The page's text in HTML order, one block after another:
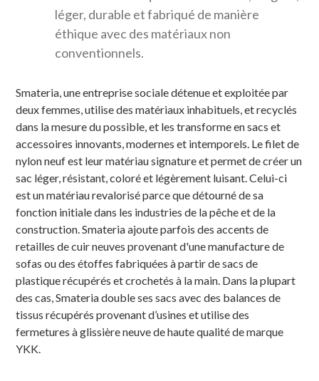
léger, durable et fabriqué de manière
éthique avec des matériaux non
conventionnels.
Smateria, une entreprise sociale détenue et exploitée par
deux femmes, utilise des matériaux inhabituels, et recyclés
dans la mesure du possible, et les transforme en sacs et
accessoires innovants, modernes et intemporels. Le filet de
nylon neuf est leur matériau signature et permet de créer un
sac léger, résistant, coloré et légèrement luisant. Celui-ci
est un matériau revalorisé parce que détourné de sa
fonction initiale dans les industries de la pêche et de la
construction. Smateria ajoute parfois des accents de
retailles de cuir neuves provenant d'une manufacture de
sofas ou des étoffes fabriquées à partir de sacs de
plastique récupérés et crochetés à la main. Dans la plupart
des cas, Smateria double ses sacs avec des balances de
tissus récupérés provenant d’usines et utilise des
fermetures à glissière neuve de haute qualité de marque
YKK.